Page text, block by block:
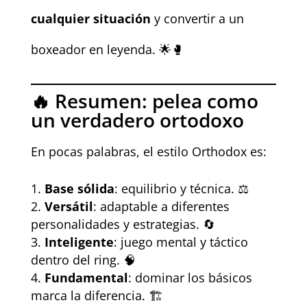
cualquier situación y convertir a un
boxeador en leyenda. 🌟🥊
🔥 Resumen: pelea como
un verdadero ortodoxo
En pocas palabras, el estilo Orthodox es:
Base sólida: equilibrio y técnica. ⚖️
Versátil: adaptable a diferentes
personalidades y estrategias. 🔄
Inteligente: juego mental y táctico
dentro del ring. 🧠
Fundamental: dominar los básicos
marca la diferencia. 🏗️